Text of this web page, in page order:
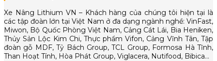
Xe Nâng Lithium VN – Khách hàng của chúng tôi hiện tại là
các tập đoàn lớn tại Việt Nam ở đa dạng ngành nghề: VinFast,
Miwon, Bộ Quốc Phòng Việt Nam, Cảng Cát Lái, Bia Heniken,
Thủy Sản Lộc Kim Chi, Thực phẩm Vifon, Cảng Vĩnh Tân, Tập
đoàn gỗ MDF, Tỷ Bách Group, TCL Group, Formosa Hà Tĩnh,
Than Hoạt Tính, Hòa Phát Group, Viglacera, Nutifood, Bibica…